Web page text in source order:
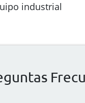
industrial